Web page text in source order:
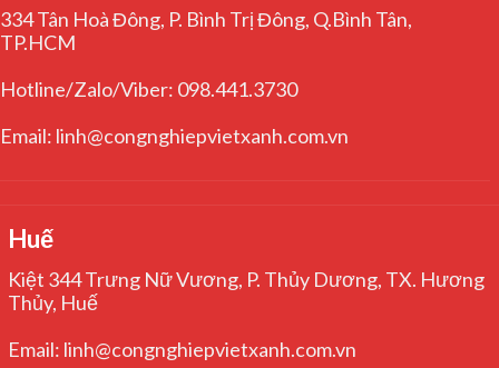
334 Tân Hoà Đông, P. Bình Trị Đông, Q.Bình Tân,
TP.HCM
Hotline/Zalo/Viber: 098.441.3730
Email: linh@congnghiepvietxanh.com.vn
Huế
Kiệt 344 Trưng Nữ Vương, P. Thủy Dương, TX. Hương
Thủy, Huế
Email: linh@congnghiepvietxanh.com.vn